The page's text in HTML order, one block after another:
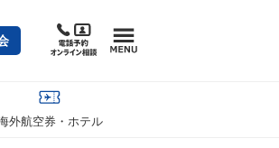
外航空券・ホテル